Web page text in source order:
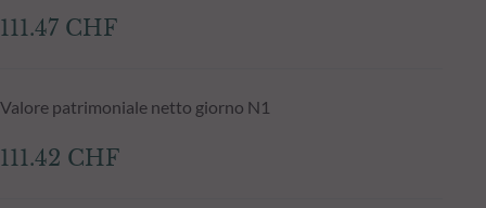
111.47 CHF
Valore patrimoniale netto giorno N1
111.42 CHF